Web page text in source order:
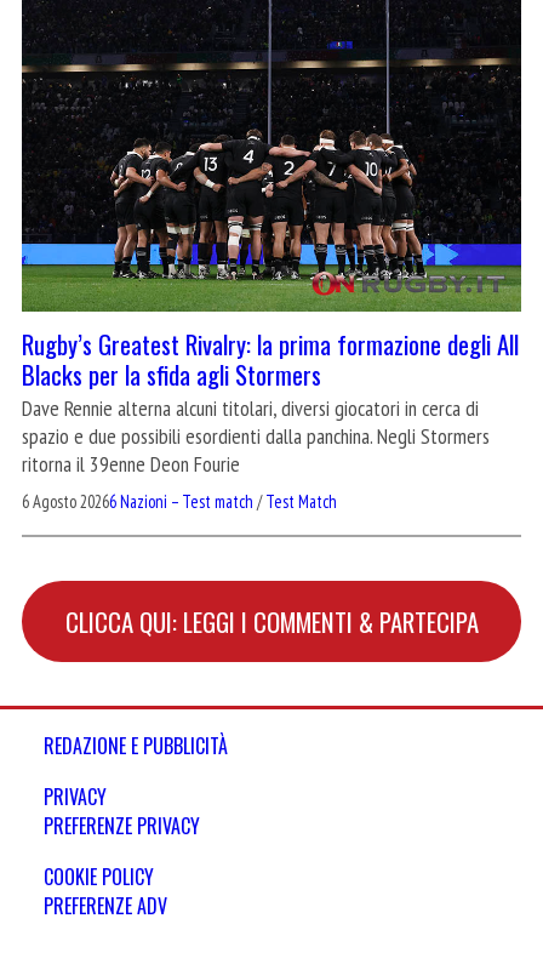
Rugby’s Greatest Rivalry: la prima formazione degli All
Blacks per la sfida agli Stormers
Dave Rennie alterna alcuni titolari, diversi giocatori in cerca di
spazio e due possibili esordienti dalla panchina. Negli Stormers
ritorna il 39enne Deon Fourie
6 Agosto 20266 Nazioni – Test match /Test Match
CLICCA QUI: LEGGI I COMMENTI & PARTECIPA
REDAZIONE E PUBBLICITÀ
PRIVACY
PREFERENZE PRIVACY
COOKIE POLICY
PREFERENZE ADV